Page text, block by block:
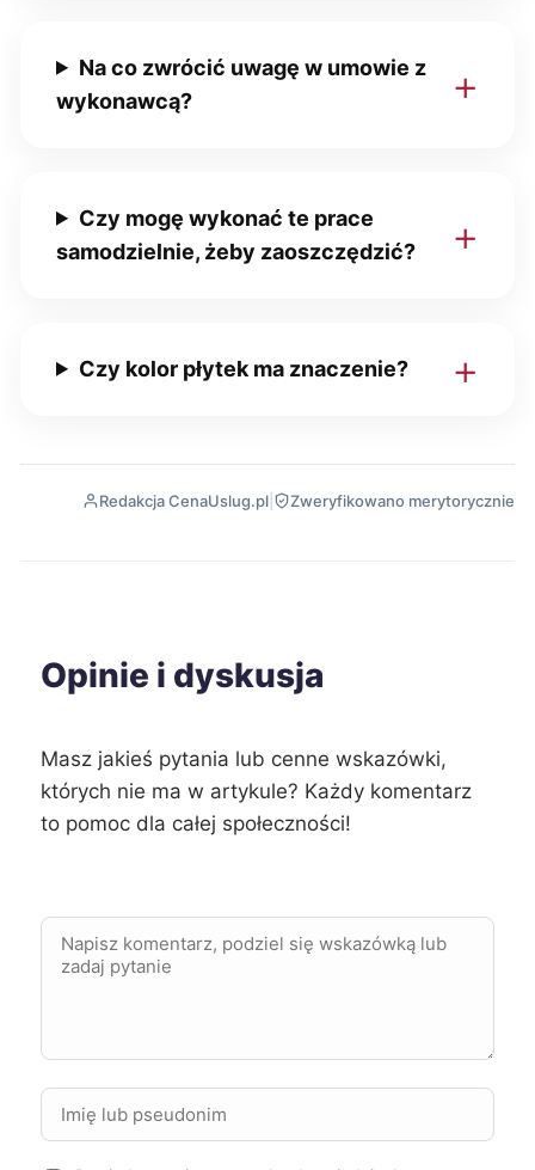
Na co zwrócić uwagę w umowie z
wykonawcą?
Czy mogę wykonać te prace
samodzielnie, żeby zaoszczędzić?
Czy kolor płytek ma znaczenie?
Redakcja CenaUslug.pl Zweryfikowano merytorycznie
Opinie i dyskusja
Masz jakieś pytania lub cenne wskazówki,
których nie ma w artykule? Każdy komentarz
to pomoc dla całej społeczności!